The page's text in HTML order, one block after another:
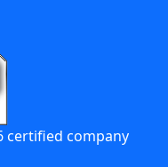
certified company